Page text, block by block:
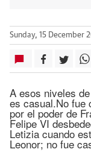
Sunday, 15 December
A esos niveles
es casual.No fue
por el poder de
Felipe VI
Letizia cuando
Leonor; no fue